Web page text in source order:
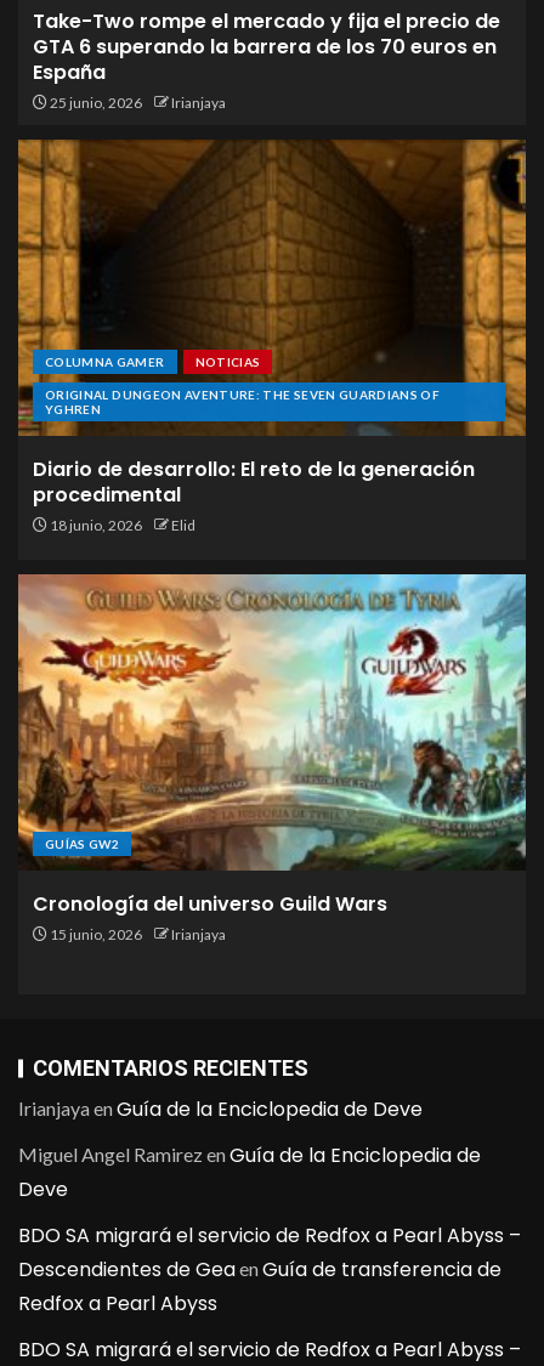
Take-Two rompe el mercado y fija el precio de
GTA 6 superando la barrera de los 70 euros en
España
25 junio, 2026 Irianjaya
COLUMNA GAMER NOTICIAS
ORIGINAL DUNGEON AVENTURE: THE SEVEN GUARDIANS OF
YGHREN
Diario de desarrollo: El reto de la generación
procedimental
18 junio, 2026 Elid
GUÍAS GW2
Cronología del universo Guild Wars
15 junio, 2026 Irianjaya
COMENTARIOS RECIENTES
IrianjayaenGuía de la Enciclopedia de Deve
Miguel Angel RamirezenGuía de la Enciclopedia de
Deve
BDO SA migrará el servicio de Redfox a Pearl Abyss –
Descendientes de GeaenGuía de transferencia de
Redfox a Pearl Abyss
BDO SA migrará el servicio de Redfox a Pearl Abyss –